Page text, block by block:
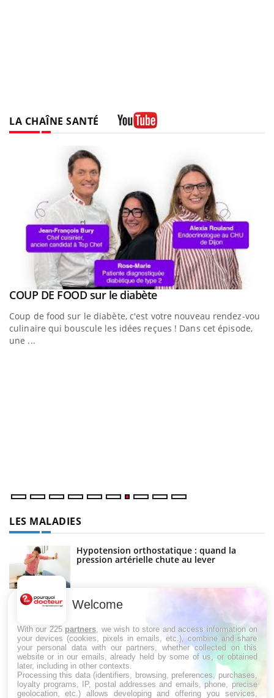
LA CHAÎNE SANTÉ
Youtube
COUP DE FOOD sur le diabèteYoutube
Coup de food sur le diabète, c'est votre nouveau rendez-vous
culinaire qui bouscule les idées reçues ! Dans cet épisode,
une ...
LES MALADIES
Hypotension orthostatique : quand la
pression artérielle chute au lever
Drépanocytose : une déformation des
Maladie de Charcot (Sclérose latérale
amyotrophique)
Welcome
With our 225 partners , we wish to store and access information on
your devices (cookies, pixels in emails, etc.), combine and share
your personal data with our partners, whether collected on this
website or in our emails, already held by some of us, or obtained
later, including in other contexts.
Processing this data (identifiers, browsing, preferences, purchases,
loyalty programs, IP, postal addresses and emails, phone, precise
geolocation, etc.) allows developing and offering you services,